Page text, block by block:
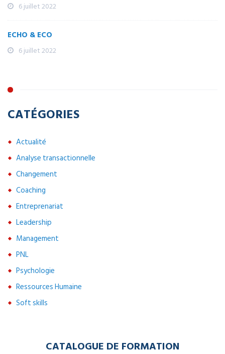
6 juillet 2022
ECHO & ECO
6 juillet 2022
CATÉGORIES
Actualité
Analyse transactionnelle
Changement
Coaching
Entreprenariat
Leadership
Management
PNL
Psychologie
Ressources Humaine
Soft skills
CATALOGUE DE FORMATION